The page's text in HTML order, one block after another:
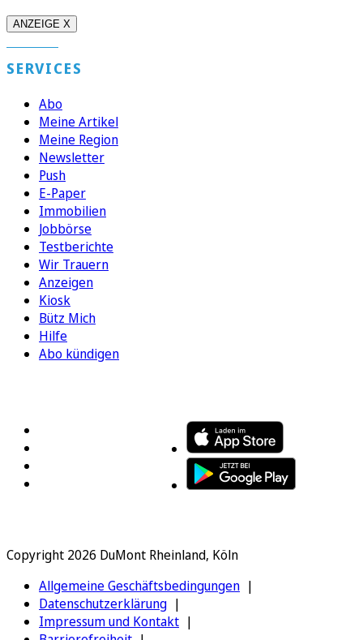
ANZEIGE X
SERVICES
Abo
Meine Artikel
Meine Region
Newsletter
Push
E-Paper
Immobilien
Jobbörse
Testberichte
Wir Trauern
Anzeigen
Kiosk
Bütz Mich
Hilfe
Abo kündigen
Copyright 2026 DuMont Rheinland, Köln
Allgemeine Geschäftsbedingungen
Datenschutzerklärung
Impressum und Kontakt